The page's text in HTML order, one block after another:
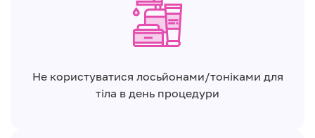
Не користуватися лосьйонами/тоніками для
тіла в день процедури